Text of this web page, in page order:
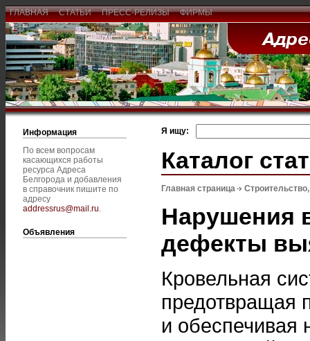
ГЛАВНАЯ СТАТЬИ ПРЕСС-РЕЛИЗЫ ФИРМЫ
Информация
По всем вопросам
касающихся работы
ресурса Адреса
Белгорода и добавления
в справочник пишите по
адресу
addressrus@mail.ru.
Объявления
Я ищу:
Каталог
Главная страница
Нарушения
дефекты
Кровельная
предотвращая
и обеспечивая